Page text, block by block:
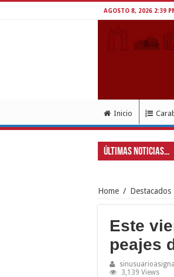
AGOSTO 8, 2026 2:39
Inicio
Últimas Noticias...
Home / Destacados
Este
peajes
3,139 Views